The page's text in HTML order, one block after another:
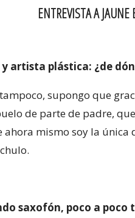
ENTREVISTA A
artista plástica: ¿de
supongo que
de parte de padre,
ahora mismo soy la
saxofón, poco a